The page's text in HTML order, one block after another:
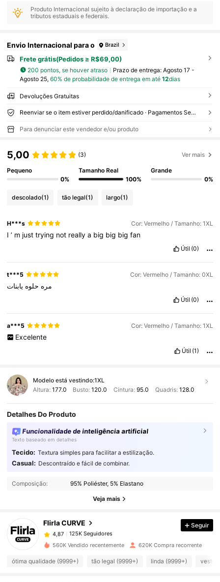
Produto Internacional sujeito à declaração de importação e a
tributos estaduais e federais.
Envio Internacional para o Brazil
Frete grátis(Pedidos ≥ R$69,00)
200 pontos, se houver atraso Prazo de entrega: Agosto 17 -
Agosto 25, 60% de probabilidade de entrega em até 12dias
Devoluções Gratuitas
Reenviar se o item estiver perdido/danificado · Pagamentos Seguros · Proteção de privacidade
Para denunciar este vendedor e/ou produto
5,00 (3) Ver mais
Pequeno
0%
Tamanho Real
100%
Grande
0%
descolado(1) tão legal(1) largo(1)
H***s Cor: Vermelho / Tamanho: 1XL
I’ m justtrying not reallya big big bigfan
Útil (0)
t***5 Cor: Vermelho / Tamanho: 0XL
مره حلوه يابنات
Útil (0)
a***5 Cor: Vermelho / Tamanho: 1XL
Excelente
Útil (1)
Modelo está vestindo:1XL
Altura: 177.0 Busto:120.0 Cintura: 95.0 Quadris: 128.0
Detalhes Do Produto
Funcionalidade de inteligência artificial
Texto baseado em detalhes
Tecido: Textura simples para facilitar a estilização.
Casual: Descontraído e fácil de combinar.
Composição: 95% Poliéster, 5% Elastano
Veja mais
Flirla CURVE
4,87 125K Seguidores
125K Seguidores
4,87
125K Seguidores
i***a pago 1 dia atrás
4,87
Seguir
560K Vendido recentemente 620K Compra recorrente
ótima qualidade (9999+) tão legal (9999+) linda (9999+) veste